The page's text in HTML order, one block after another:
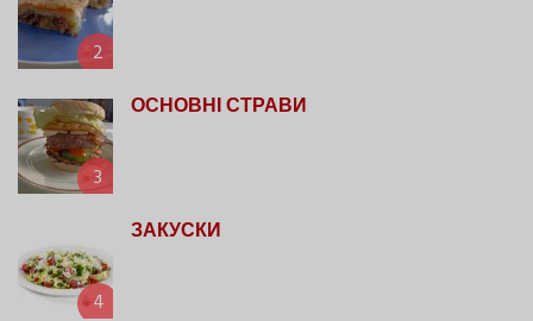
2
3
ОСНОВНІ СТРАВИ
4
ЗАКУСКИ